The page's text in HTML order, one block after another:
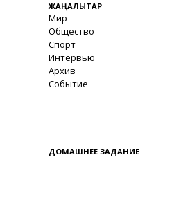
ЖАҢАЛЫҚТАР
Мир
Общество
Спорт
Интервью
Архив
Событие
ДОМАШНЕЕ ЗАДАНИЕ